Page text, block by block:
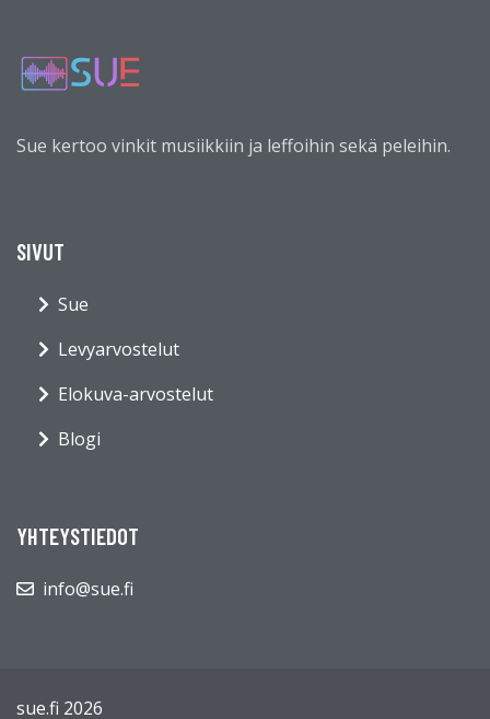
Sue kertoo vinkit musiikkiin ja leffoihin sekä peleihin.
SIVUT
Sue
Levyarvostelut
Elokuva-arvostelut
Blogi
YHTEYSTIEDOT
info@sue.fi
sue.fi 2026